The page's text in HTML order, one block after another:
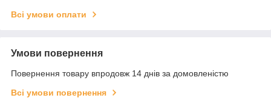
Всі умови оплати
Умови повернення
Повернення товару впродовж 14 днів за домовленістю
Всі умови повернення